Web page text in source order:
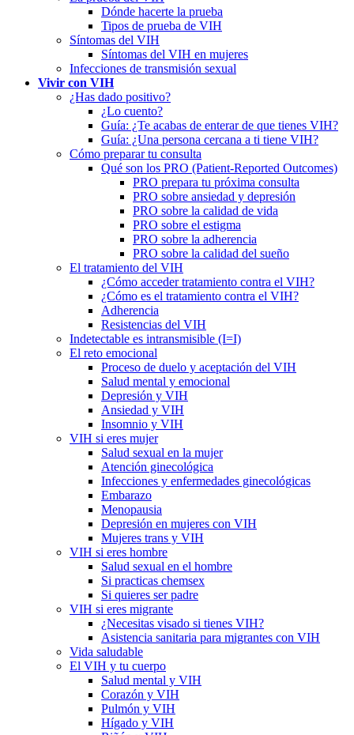
Dónde hacerte la prueba
Tipos de prueba de VIH
Síntomas del VIH
Síntomas del VIH en mujeres
Infecciones de transmisión sexual
Vivir con VIH
¿Has dado positivo?
¿Lo cuento?
Guía: ¿Te acabas de enterar de que tienes VIH?
Guía: ¿Una persona cercana a ti tiene VIH?
Cómo preparar tu consulta
Qué son los PRO (Patient-Reported Outcomes)
PRO prepara tu próxima consulta
PRO sobre ansiedad y depresión
PRO sobre la calidad de vida
PRO sobre el estigma
PRO sobre la adherencia
PRO sobre la calidad del sueño
El tratamiento del VIH
¿Cómo acceder tratamiento contra el VIH?
¿Cómo es el tratamiento contra el VIH?
Adherencia
Resistencias del VIH
Indetectable es intransmisible (I=I)
El reto emocional
Proceso de duelo y aceptación del VIH
Salud mental y emocional
Depresión y VIH
Ansiedad y VIH
Insomnio y VIH
VIH si eres mujer
Salud sexual en la mujer
Atención ginecológica
Infecciones y enfermedades ginecológicas
Embarazo
Menopausia
Depresión en mujeres con VIH
Mujeres trans y VIH
VIH si eres hombre
Salud sexual en el hombre
Si practicas chemsex
Si quieres ser padre
VIH si eres migrante
¿Necesitas visado si tienes VIH?
Asistencia sanitaria para migrantes con VIH
Vida saludable
El VIH y tu cuerpo
Salud mental y VIH
Corazón y VIH
Pulmón y VIH
Hígado y VIH